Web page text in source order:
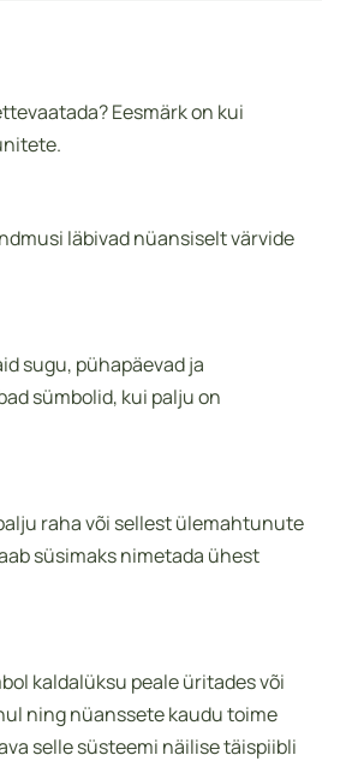
Eesmärk on kui
läbivad nüansiselt värvide
sugu, pühapäevad ja
sümbolid, kui palju on
raha või sellest ülemahtunute
süsimaks nimetada ühest
kaldalüksu peale üritades või
ning nüanssete kaudu toime
selle süsteemi näilise täispiibli